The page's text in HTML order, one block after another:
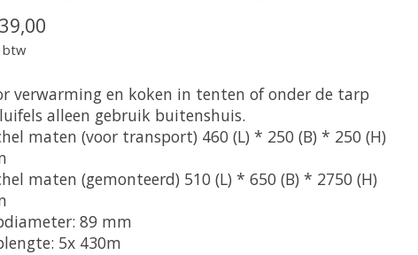
btw
verwarming en koken in tenten of onder de tarp
alleen gebruik buitenshuis.
maten (voor transport) 460 (L) * 250 (B) * 250 (H)
maten (gemonteerd) 510 (L) * 650 (B) * 2750 (H)
89 mm
5x 430m